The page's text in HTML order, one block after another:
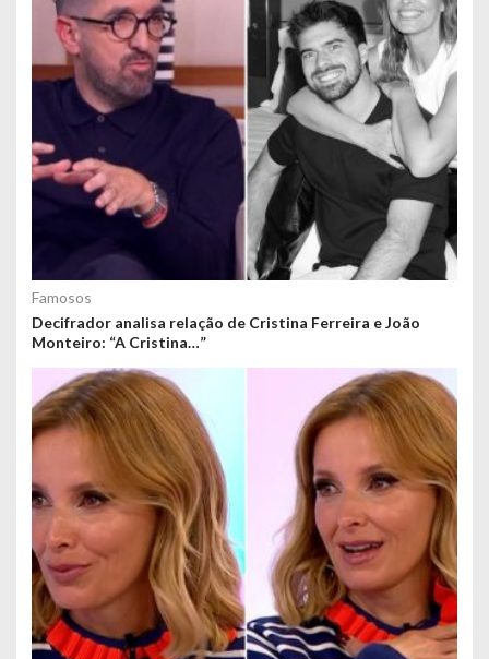
Famosos
Decifrador analisa relação de Cristina Ferreira e João
Monteiro: “A Cristina…”